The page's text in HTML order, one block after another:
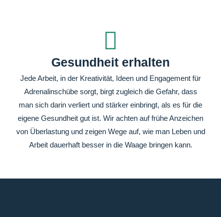
Gesundheit erhalten
Jede Arbeit, in der Kreativität, Ideen und Engagement für
Adrenalinschübe sorgt, birgt zugleich die Gefahr, dass
man sich darin verliert und stärker einbringt, als es für die
eigene Gesundheit gut ist. Wir achten auf frühe Anzeichen
von Überlastung und zeigen Wege auf, wie man Leben und
Arbeit dauerhaft besser in die Waage bringen kann.